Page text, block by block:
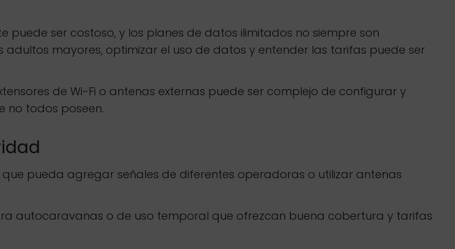
puede ser costoso, y los planes de datos ilimitados no siempre son
mayores, optimizar el uso de datos y entender las tarifas puede ser
de Wi-Fi o antenas externas puede ser complejo de configurar y
no todos poseen.
que pueda agregar señales de diferentes operadoras o utilizar antenas
autocaravanas o de uso temporal que ofrezcan buena cobertura y tarifas